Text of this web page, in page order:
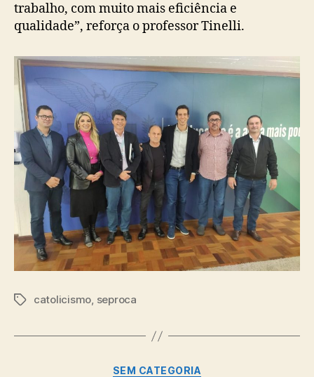
trabalho, com muito mais eficiência e
qualidade”, reforça o professor Tinelli.
Tagscatolicismo, seproca
Categorias
SEM CATEGORIA